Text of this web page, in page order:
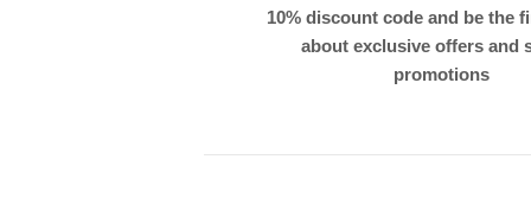
10% discount code and be the
about exclusive offers and
promotions